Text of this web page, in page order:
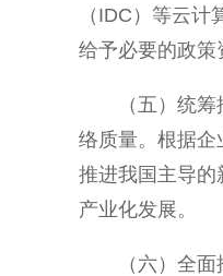
（IDC）等云
给予必要的政策
（五）统
络质量。根据
推进我国主导的
产业化发展。
（六）全